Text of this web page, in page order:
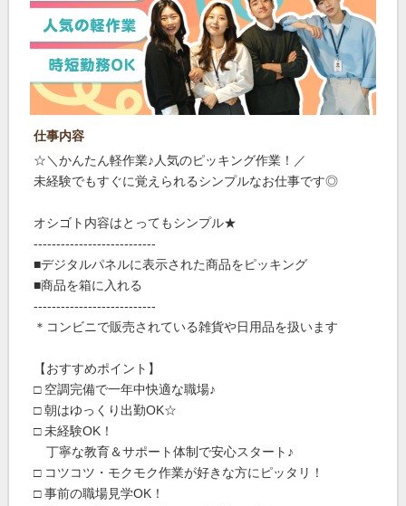
仕事内容
☆＼かんたん軽作業♪人気のピッキング作業！／
未経験でもすぐに覚えられるシンプルなお仕事です◎
オシゴト内容はとってもシンプル★
---------------------------
■デジタルパネルに表示された商品をピッキング
■商品を箱に入れる
---------------------------
＊コンビニで販売されている雑貨や日用品を扱います
【おすすめポイント】
□ 空調完備で一年中快適な職場♪
□ 朝はゆっくり出勤OK☆
□ 未経験OK！
丁寧な教育＆サポート体制で安心スタート♪
□ コツコツ・モクモク作業が好きな方にピッタリ！
□ 事前の職場見学OK！